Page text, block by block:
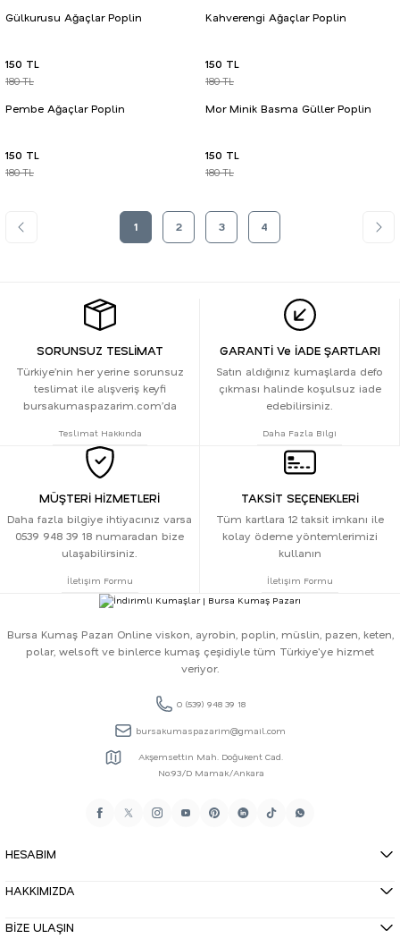
Gülkurusu Ağaçlar Poplin
150 TL
180 TL
Kahverengi Ağaçlar Poplin
150 TL
180 TL
Pembe Ağaçlar Poplin
150 TL
180 TL
Mor Minik Basma Güller Poplin
150 TL
180 TL
1 2 3 4
SORUNSUZ TESLİMAT
Türkiye’nin her yerine sorunsuz
teslimat ile alışveriş keyfi
bursakumaspazarim.com’da
Teslimat Hakkında
GARANTİ Ve İADE ŞARTLARI
Satın aldığınız kumaşlarda defo
çıkması halinde koşulsuz iade
edebilirsiniz.
Daha Fazla Bilgi
MÜŞTERİ HİZMETLERİ
Daha fazla bilgiye ihtiyacınız varsa
0539 948 39 18 numaradan bize
ulaşabilirsiniz.
İletişim Formu
TAKSİT SEÇENEKLERİ
Tüm kartlara 12 taksit imkanı ile
kolay ödeme yöntemlerimizi
kullanın
İletişim Formu
Bursa Kumaş Pazarı Online viskon, ayrobin, poplin, müslin, pazen, keten,
polar, welsoft ve binlerce kumaş çeşidiyle tüm Türkiye'ye hizmet
veriyor.
0 (539) 948 39 18
bursakumaspazarim@gmail.com
Akşemsettin Mah. Doğukent Cad.
No:93/D Mamak/Ankara
HESABIM
HAKKIMIZDA
BİZE ULAŞIN